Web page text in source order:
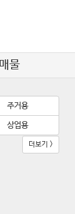
물
주거용
상업용
더보기 >